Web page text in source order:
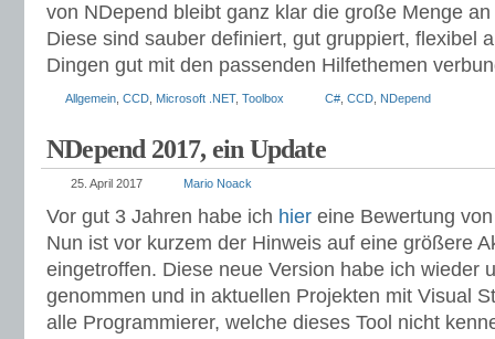
von NDepend bleibt ganz klar die große Menge an
Diese sind sauber definiert, gut gruppiert, flexibel
Dingen gut mit den passenden Hilfethemen
Allgemein CCD Microsoft .NET, Toolbox C# CCD NDepend
NDepend 2017, ein Update
25. April 2017 Mario Noack
Vor gut 3 Jahren habe ich hier eine Bewertung
Nun ist vor kurzem der Hinweis auf eine größere
eingetroffen. Diese neue Version habe ich wieder
genommen und in aktuellen Projekten mit Visual
alle Programmierer, welche dieses Tool nicht